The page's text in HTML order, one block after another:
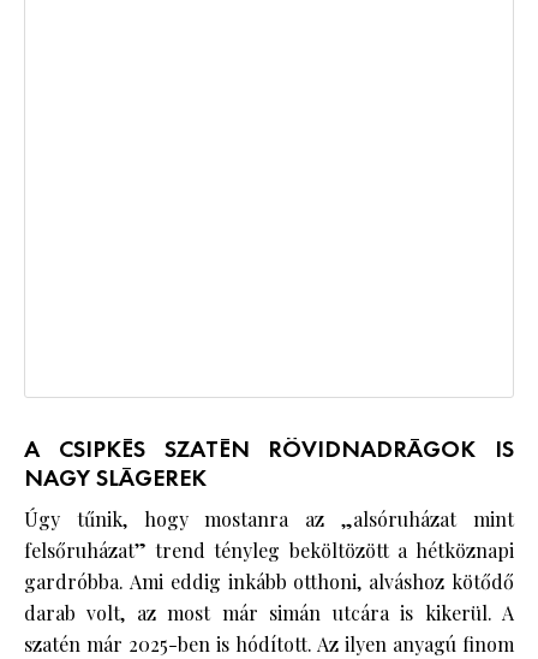
A CSIPKÉS SZATÉN RÖVIDNADRÁGOK IS
NAGY SLÁGEREK
Úgy tűnik, hogy mostanra az „alsóruházat mint
felsőruházat” trend tényleg beköltözött a hétköznapi
gardróbba. Ami eddig inkább otthoni, alváshoz kötődő
darab volt, az most már simán utcára is kikerül. A
szatén már 2025-ben is hódított. Az ilyen anyagú finom